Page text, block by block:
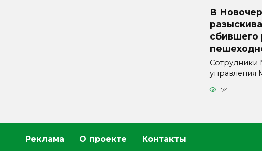
В
сбившего
Сотрудники
управления
74
Реклама О проекте Контакты